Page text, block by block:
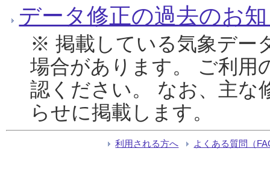
データ修正の過去のお
※ 掲載している気象デー
場合があります。 ご利用
認ください。 なお、主な
らせに掲載します。
利用される方へ よくある質問（